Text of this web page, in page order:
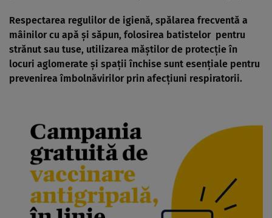
Respectarea regulilor de igienă, spălarea frecventă a
mâinilor cu apă şi săpun, folosirea batistelor pentru
strănut sau tuse, utilizarea măștilor de protecție în
locuri aglomerate și spații închise sunt esenţiale pentru
prevenirea îmbolnăvirilor prin afecţiuni respiratorii.